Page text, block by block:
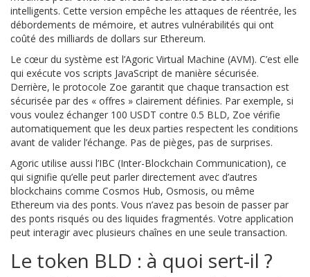
intelligents. Cette version empêche les attaques de réentrée, les
débordements de mémoire, et autres vulnérabilités qui ont
coûté des milliards de dollars sur Ethereum.
Le cœur du système est l’Agoric Virtual Machine (AVM). C’est elle
qui exécute vos scripts JavaScript de manière sécurisée.
Derrière, le protocole Zoe garantit que chaque transaction est
sécurisée par des « offres » clairement définies. Par exemple, si
vous voulez échanger 100 USDT contre 0.5 BLD, Zoe vérifie
automatiquement que les deux parties respectent les conditions
avant de valider l’échange. Pas de pièges, pas de surprises.
Agoric utilise aussi l’IBC (Inter-Blockchain Communication), ce
qui signifie qu’elle peut parler directement avec d’autres
blockchains comme Cosmos Hub, Osmosis, ou même
Ethereum via des ponts. Vous n’avez pas besoin de passer par
des ponts risqués ou des liquides fragmentés. Votre application
peut interagir avec plusieurs chaînes en une seule transaction.
Le token BLD : à quoi sert-il ?